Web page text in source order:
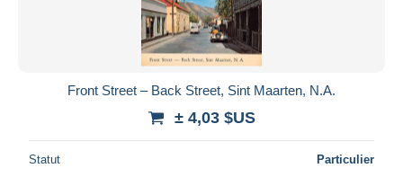
Front Street – Back Street, Sint Maarten, N.A.
± 4,03 $US
Statut Particulier